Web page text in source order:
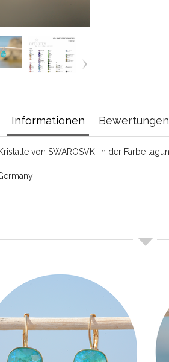
Informationen
von SWAROSVKI in der Farbe